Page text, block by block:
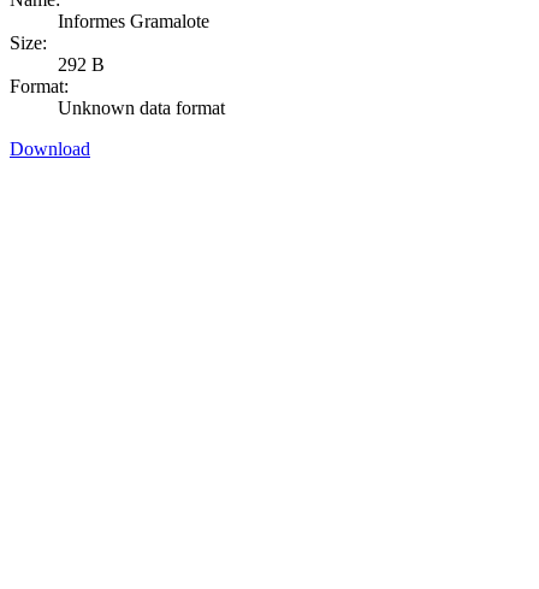
Informes Gramalote
Size:
292 B
Format:
Unknown data format
Download